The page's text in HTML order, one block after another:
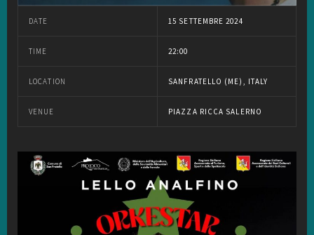
DATE 15 SETTEMBRE 2024
TIME 22:00
LOCATION SANFRATELLO (ME), ITALY
VENUE PIAZZA RICCA SALERNO